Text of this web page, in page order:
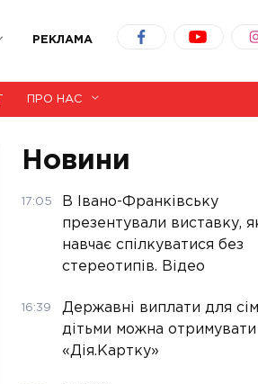
РЕКЛАМА
ПРО НАС
Новини
17:05
В Івано-Франківську
презентували виставку,
навчає спілкуватися без
стереотипів. Відео
16:39
Державні виплати для
дітьми можна отримувати
«Дія.Картку»